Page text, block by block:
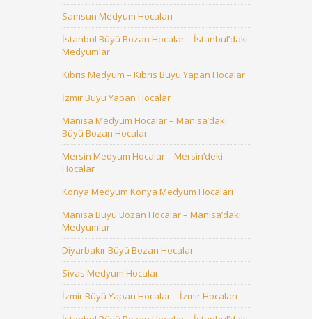
Samsun Medyum Hocaları
İstanbul Büyü Bozan Hocalar – İstanbul’daki
Medyumlar
Kıbrıs Medyum – Kıbrıs Büyü Yapan Hocalar
İzmir Büyü Yapan Hocalar
Manisa Medyum Hocalar – Manisa’daki
Büyü Bozan Hocalar
Mersin Medyum Hocalar – Mersin’deki
Hocalar
Konya Medyum Konya Medyum Hocaları
Manisa Büyü Bozan Hocalar – Manisa’daki
Medyumlar
Diyarbakır Büyü Bozan Hocalar
Sivas Medyum Hocalar
İzmir Büyü Yapan Hocalar – İzmir Hocaları